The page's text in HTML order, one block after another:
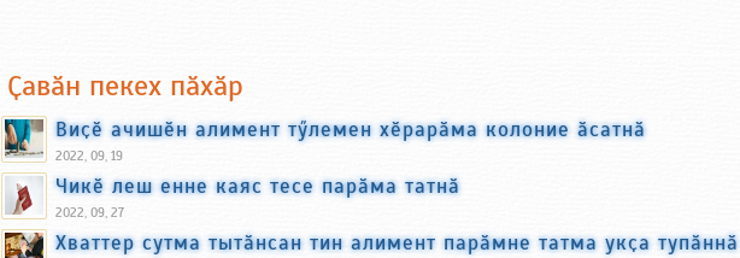
Ҫавӑн пекех пӑхӑр
Виҫӗ ачишӗн алимент тӳлемен хӗрарӑма колоние ӑсатнӑ
2022, 09, 19
Чикӗ леш енне каяс тесе парӑма татнӑ
2022, 09, 27
Хваттер сутма тытӑнсан тин алимент парӑмне татма укҫа тупӑннӑ